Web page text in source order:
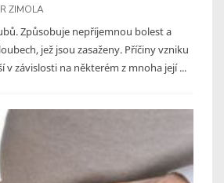
ZIMOLA
Způsobuje nepříjemnou bolest a
jež jsou zasaženy. Příčiny vzniku
v závislosti na některém z mnoha její ...